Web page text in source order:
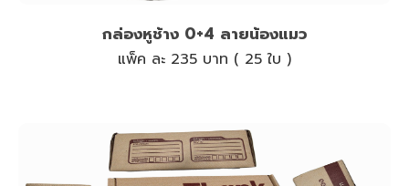
กล่องหูช้าง 0+4 ลายน้องแมว
แพ็ค ละ 235 บาท ( 25 ใบ )